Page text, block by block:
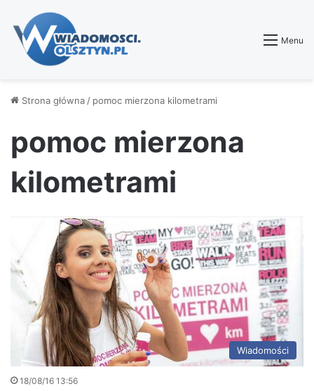
Menu
Strona główna / pomoc mierzona kilometrami
pomoc mierzona
kilometrami
Wiadomości
18/08/16 13:56